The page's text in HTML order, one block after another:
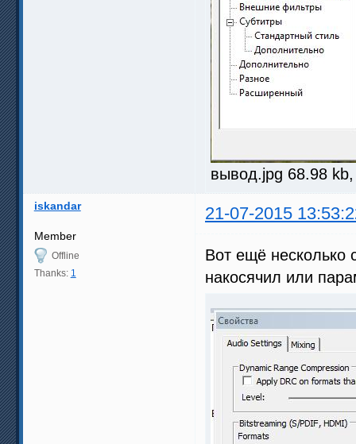
вывод.jpg 68.98
iskandar 21-07-2015
Member
Offline
Thanks: 1
Вот ещё несколько
накосячил или